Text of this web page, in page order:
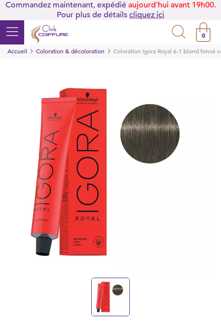
Commandez maintenant, expédié aujourd'hui avant 19h00.
Pour plus de détails cliquez ici
0
Accueil
Coloration & décoloration Coloration Igora Royal 6-1 blond foncé